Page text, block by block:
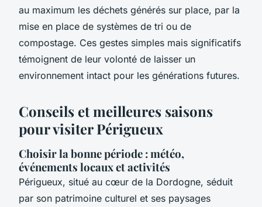
au maximum les déchets générés sur place, par la
mise en place de systèmes de tri ou de
compostage. Ces gestes simples mais significatifs
témoignent de leur volonté de laisser un
environnement intact pour les générations futures.
Conseils et meilleures saisons
pour visiter Périgueux
Choisir la bonne période : météo,
événements locaux et activités
Périgueux, situé au cœur de la Dordogne, séduit
par son patrimoine culturel et ses paysages